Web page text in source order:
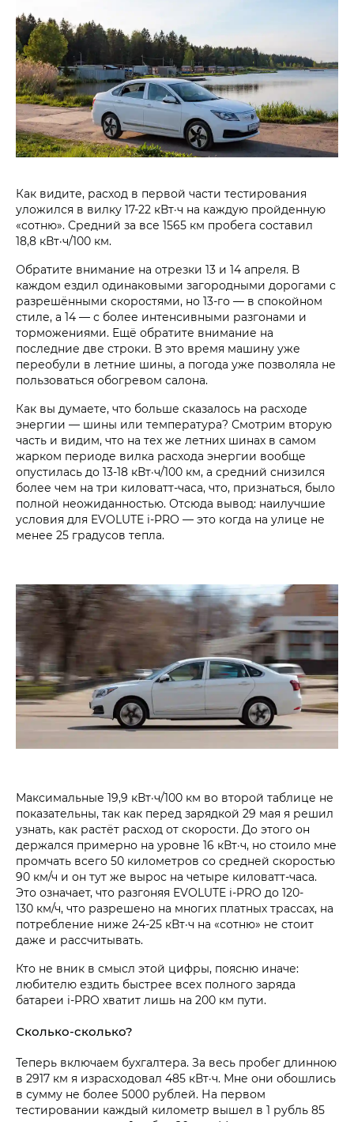
Как видите, расход в первой части тестирования
уложился в вилку 17-22 кВт·ч на каждую пройденную
«сотню». Средний за все 1565 км пробега составил
18,8 кВт·ч/100 км.
Обратите внимание на отрезки 13 и 14 апреля. В
каждом ездил одинаковыми загородными дорогами с
разрешёнными скоростями, но 13-го — в спокойном
стиле, а 14 — с более интенсивными разгонами и
торможениями. Ещё обратите внимание на
последние две строки. В это время машину уже
переобули в летние шины, а погода уже позволяла не
пользоваться обогревом салона.
Как вы думаете, что больше сказалось на расходе
энергии — шины или температура? Смотрим вторую
часть и видим, что на тех же летних шинах в самом
жарком периоде вилка расхода энергии вообще
опустилась до 13-18 кВт·ч/100 км, а средний снизился
более чем на три киловатт-часа, что, признаться, было
полной неожиданностью. Отсюда вывод: наилучшие
условия для EVOLUTE i‑PRO — это когда на улице не
менее 25 градусов тепла.
Максимальные 19,9 кВт·ч/100 км во второй таблице не
показательны, так как перед зарядкой 29 мая я решил
узнать, как растёт расход от скорости. До этого он
держался примерно на уровне 16 кВт·ч, но стоило мне
промчать всего 50 километров со средней скоростью
90 км/ч и он тут же вырос на четыре киловатт-часа.
Это означает, что разгоняя EVOLUTE i‑PRO до 120-
130 км/ч, что разрешено на многих платных трассах, на
потребление ниже 24-25 кВт·ч на «сотню» не стоит
даже и рассчитывать.
Кто не вник в смысл этой цифры, поясню иначе:
любителю ездить быстрее всех полного заряда
батареи i‑PRO хватит лишь на 200 км пути.
Сколько-сколько?
Теперь включаем бухгалтера. За весь пробег длинною
в 2917 км я израсходовал 485 кВт·ч. Мне они обошлись
в сумму не более 5000 рублей. На первом
тестировании каждый километр вышел в 1 рубль 85